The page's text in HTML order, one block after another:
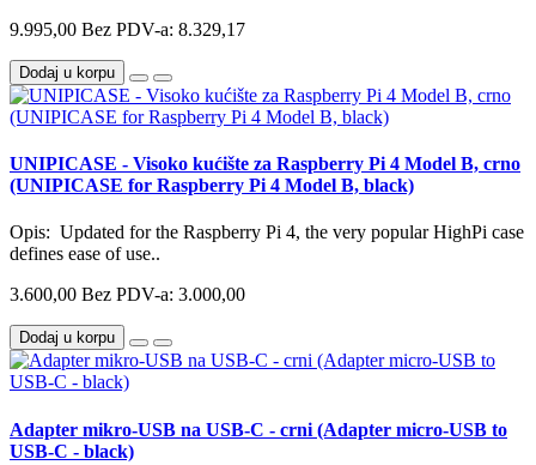
9.995,00 Bez PDV-a: 8.329,17
Dodaj u korpu
UNIPICASE - Visoko kućište za Raspberry Pi 4 Model B, crno
(UNIPICASE for Raspberry Pi 4 Model B, black)
Opis: Updated for the Raspberry Pi 4, the very popular HighPi case
defines ease of use..
3.600,00 Bez PDV-a: 3.000,00
Dodaj u korpu
Adapter mikro-USB na USB-C - crni (Adapter micro-USB to
USB-C - black)